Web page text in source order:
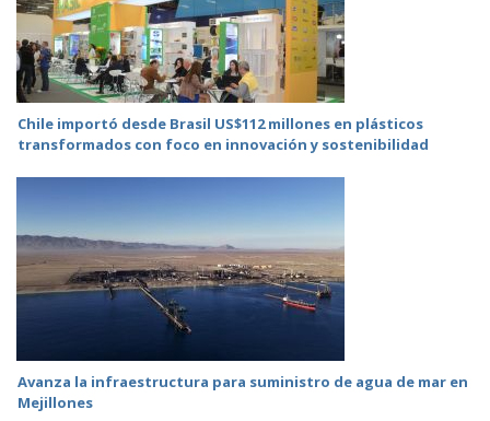
Chile importó desde Brasil US$112 millones en plásticos
transformados con foco en innovación y sostenibilidad
Avanza la infraestructura para suministro de agua de mar en
Mejillones